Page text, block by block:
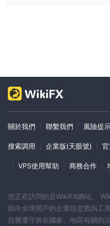
關於我們 聯繫我們 風險提
搜索調用 企業版(天眼號)
VPS使用幫助 商務合作
您正在訪問的是WikiFX網站。
面向全球用戶的企業信息查詢工
自覺遵守所在國家、地區有關的法